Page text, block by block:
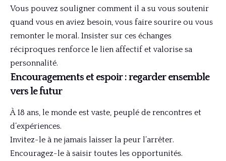
Vous pouvez souligner comment il a su vous soutenir
quand vous en aviez besoin, vous faire sourire ou vous
remonter le moral. Insister sur ces échanges
réciproques renforce le lien affectif et valorise sa
personnalité.
Encouragements et espoir : regarder ensemble
vers le futur
À 18 ans, le monde est vaste, peuplé de rencontres et
d’expériences.
Invitez-le à ne jamais laisser la peur l’arrêter.
Encouragez-le à saisir toutes les opportunités.